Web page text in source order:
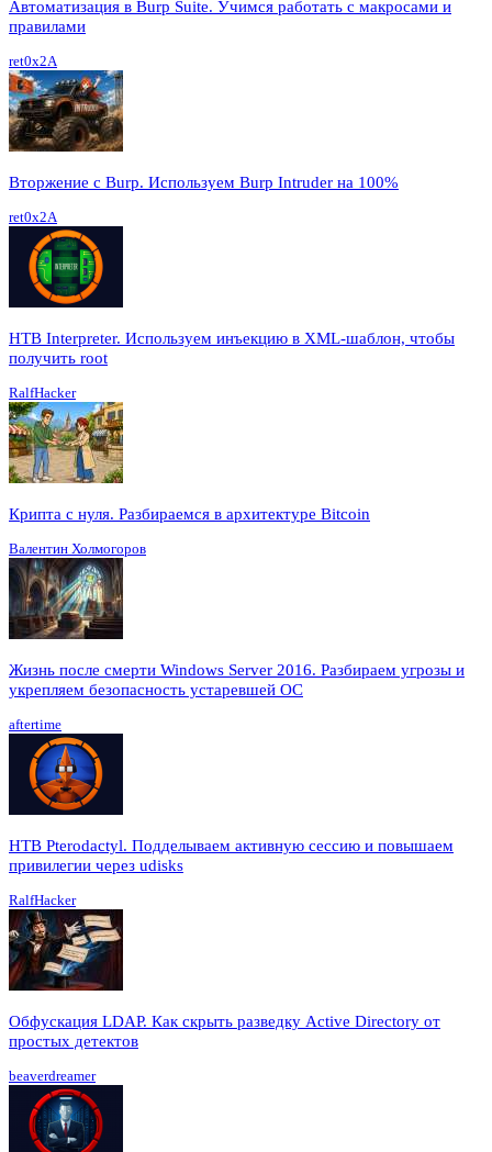
Автоматизация в Burp Suite. Учимся работать с макросами и
правилами
ret0x2A
Вторжение с Burp. Используем Burp Intruder на 100%
ret0x2A
HTB Interpreter. Используем инъекцию в XML-шаблон, чтобы
получить root
RalfHacker
Крипта с нуля. Разбираемся в архитектуре Bitcoin
Валентин Холмогоров
Жизнь после смерти Windows Server 2016. Разбираем угрозы и
укрепляем безопасность устаревшей ОС
aftertime
HTB Pterodactyl. Подделываем активную сессию и повышаем
привилегии через udisks
RalfHacker
Обфускация LDAP. Как скрыть разведку Active Directory от
простых детектов
beaverdreamer